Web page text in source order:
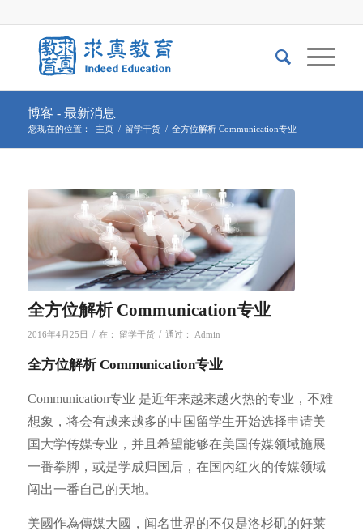
博客 - 最新消息
您现在的位置： 主页 / 留学干货 / 全方位解析 Communication专业
全方位解析 Communication专业
2016年4月25日 / 在： 留学干货 / 通过： Admin
全方位解析 Communication专业
Communication专业 是近年来越来越火热的专业，不难
想象，将会有越来越多的中国留学生开始选择申请美
国大学传媒专业，并且希望能够在美国传媒领域施展
一番拳脚，或是学成归国后，在国内红火的传媒领域
闯出一番自己的天地。
美國作為傳媒大國，闻名世界的不仅是洛杉矶的好莱